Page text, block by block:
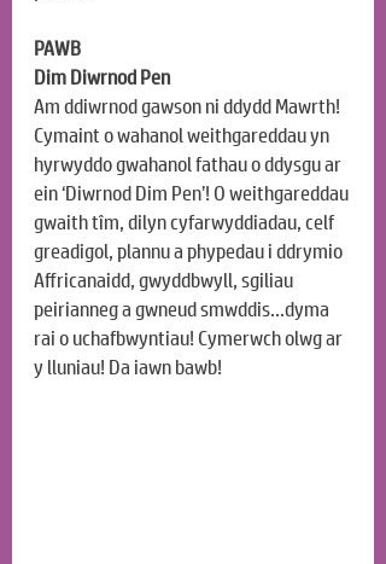
PAWB
Dim Diwrnod Pen
Am ddiwrnod gawson ni ddydd Mawrth!
Cymaint o wahanol weithgareddau yn
hyrwyddo gwahanol fathau o ddysgu ar
ein ‘Diwrnod Dim Pen’! O weithgareddau
gwaith tîm, dilyn cyfarwyddiadau, celf
greadigol, plannu a phypedau i ddrymio
Affricanaidd, gwyddbwyll, sgiliau
peirianneg a gwneud smwddis…dyma
rai o uchafbwyntiau! Cymerwch olwg ar
y lluniau! Da iawn bawb!